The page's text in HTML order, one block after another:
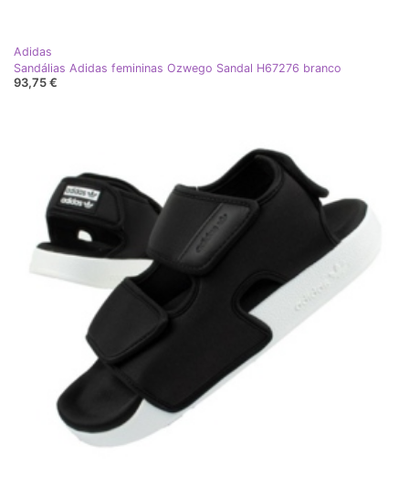
Adidas
Sandálias Adidas femininas Ozwego Sandal H67276 branco
93,75 €